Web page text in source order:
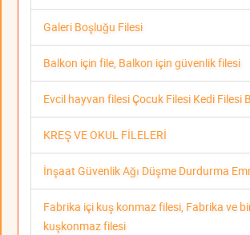
Galeri Boşluğu Filesi
Balkon için file, Balkon için güvenlik filesi
Evcil hayvan filesi Çocuk Filesi Kedi Filesi
KREŞ VE OKUL FİLELERİ
İnşaat Güvenlik Ağı Düşme Durdurma
Fabrika içi kuş konmaz filesi, Fabrika ve
kuşkonmaz filesi